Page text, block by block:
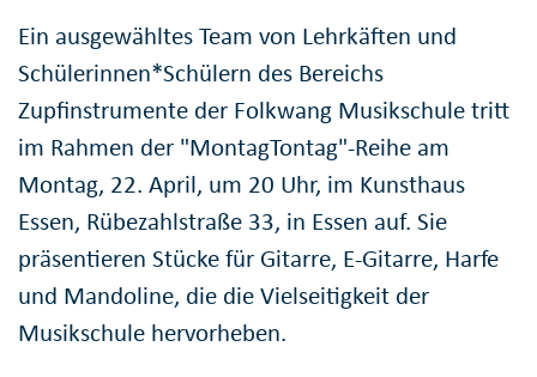
Ein ausgewähltes Team von Lehrkäften und
Schülerinnen*Schülern des Bereichs
Zupfinstrumente der Folkwang Musikschule tritt
im Rahmen der "MontagTontag"-Reihe am
Montag, 22. April, um 20 Uhr, im Kunsthaus
Essen, Rübezahlstraße 33, in Essen auf. Sie
präsentieren Stücke für Gitarre, E-Gitarre, Harfe
und Mandoline, die die Vielseitigkeit der
Musikschule hervorheben.